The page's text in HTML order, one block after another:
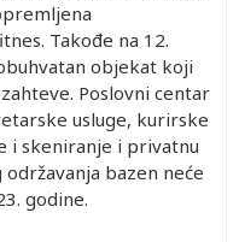
Takođe na 12.
objekat koji
Poslovni centar
usluge, kurirske
i skeniranje i privatnu
bazen neće
godine.